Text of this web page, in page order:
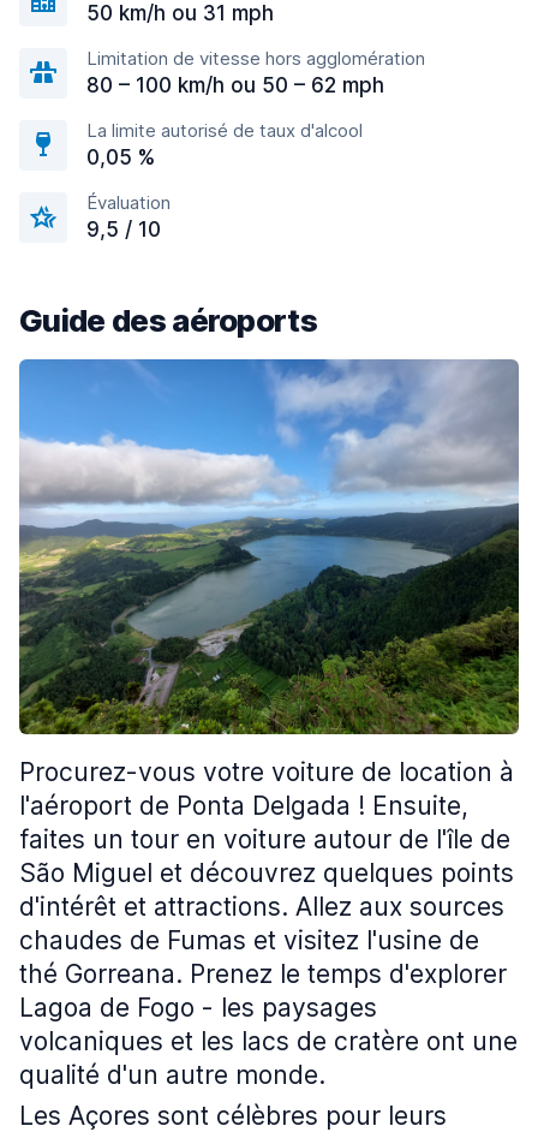
50 km/h ou 31 mph
Limitation de vitesse hors agglomération
80 – 100 km/h ou 50 – 62 mph
La limite autorisé de taux d'alcool
0,05 %
Évaluation
9,5 / 10
Guide des aéroports
Procurez-vous votre voiture de location à
l'aéroport de Ponta Delgada ! Ensuite,
faites un tour en voiture autour de l'île de
São Miguel et découvrez quelques points
d'intérêt et attractions. Allez aux sources
chaudes de Fumas et visitez l'usine de
thé Gorreana. Prenez le temps d'explorer
Lagoa de Fogo - les paysages
volcaniques et les lacs de cratère ont une
qualité d'un autre monde.
Les Açores sont célèbres pour leurs